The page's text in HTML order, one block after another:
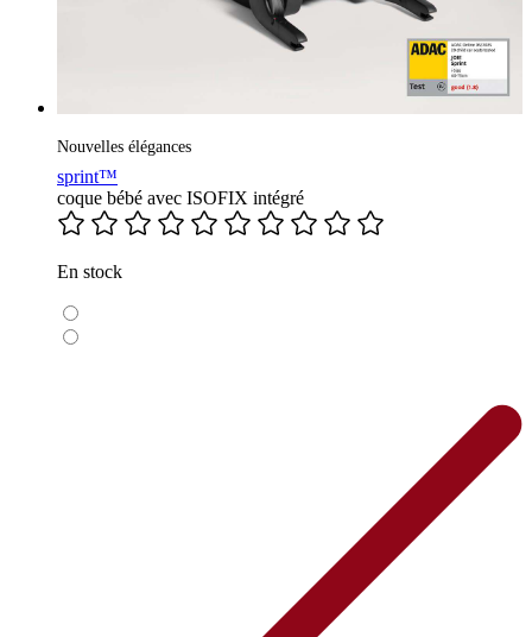
Nouvelles élégances
sprint™
coque bébé avec ISOFIX intégré
En stock